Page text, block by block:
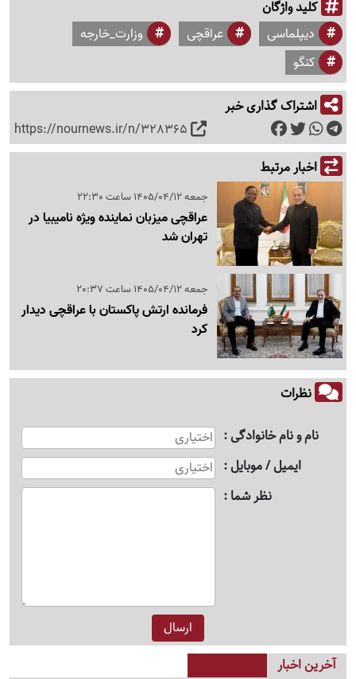
کلید واژگان
دیپلماسی عراقچی
وزارت_خارجه
کنگو
اشتراک گذاری خبر
https://nournews.ir/n/328365
اخبار مرتبط
جمعه 1405/04/12 ساعت 22:30
عراقچی میزبان نماینده ویژه نامیبیا در
تهران شد
جمعه 1405/04/12 ساعت 20:37
فرمانده ارتش پاکستان با عراقچی دیدار
کرد
نظرات
نام و نام خانوادگی
ایمیل / موبایل
نظر شما
آخرین اخبار